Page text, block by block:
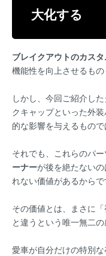
大化する
ブレイクアウトのカス
機能性を向上させるもの
しかし、今回ご紹介し
クキャップといった外
的な影響を与えるもので
それでも、これらのパ
ーナーが後を絶たない
れない価値があるからで
その価値とは、まさに
と違うという唯一無二の
愛車が自分だけの特別